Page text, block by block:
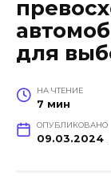
для
НА ЧТЕНИЕ
7 мин
ОПУБЛИКОВАНО
09.03.2024